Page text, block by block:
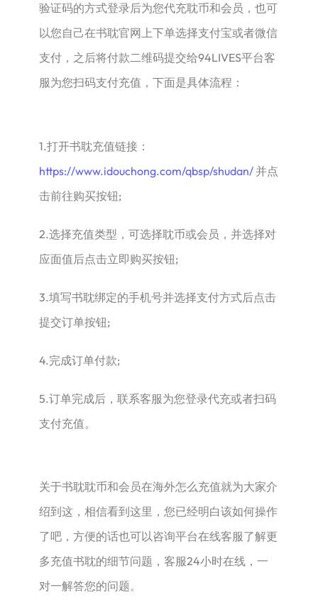
验证码的方式登录后为您代充耽币和会员，也可
以您自己在书耽官网上下单选择支付宝或者微信
支付，之后将付款二维码提交给94LIVES平台客
服为您扫码支付充值，下面是具体流程：
1.打开书耽充值链接：
https://www.idouchong.com/qbsp/shudan/并点
击前往购买按钮;
2.选择充值类型，可选择耽币或会员，并选择对
应面值后点击立即购买按钮;
3.填写书耽绑定的手机号并选择支付方式后点击
提交订单按钮;
4.完成订单付款;
5.订单完成后，联系客服为您登录代充或者扫码
支付充值。
关于书耽耽币和会员在海外怎么充值就为大家介
绍到这，相信看到这里，您已经明白该如何操作
了吧，方便的话也可以咨询平台在线客服了解更
多充值书耽的细节问题，客服24小时在线，一
对一解答您的问题。